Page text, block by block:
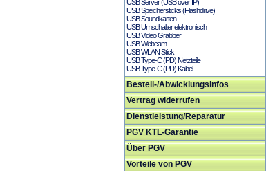
USB Server (USB over IP)
USB Speichersticks (Flashdrive)
USB Soundkarten
USB Umschalter elektronisch
USB Video Grabber
USB Webcam
USB WLAN Stick
USB Type-C (PD) Netzteile
USB Type-C (PD) Kabel
Bestell-/Abwicklungsinfos
Vertrag widerrufen
Dienstleistung/Reparatur
PGV KTL-Garantie
Über PGV
Vorteile von PGV